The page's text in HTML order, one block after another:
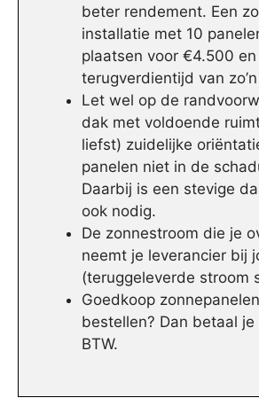
beter rendement. Een
installatie met 10
plaatsen voor €4.500
terugverdientijd van
Let wel op de
dak met voldoende
liefst) zuidelijke
panelen niet in de
Daarbij is een stevige
ook nodig.
De zonnestroom die je
neemt je leverancier bij
(teruggeleverde stroom
Goedkoop
bestellen? Dan betaal je
BTW.